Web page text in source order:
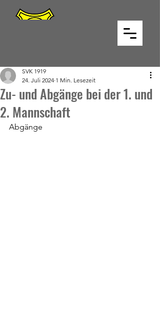
Zu- und Abgänge bei der 1. und
2. Mannschaft
SVK 1919
24. Juli 2024 1 Min. Lesezeit
Abgänge